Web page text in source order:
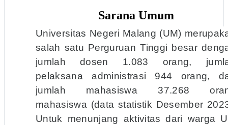
Sarana Umum
Universitas Negeri Malang (UM)
salah satu Perguruan Tinggi besar
jumlah dosen 1.083 orang,
pelaksana administrasi 944 orang,
jumlah mahasiswa 37.268
mahasiswa (data statistik Desember
Untuk menunjang aktivitas dari warga